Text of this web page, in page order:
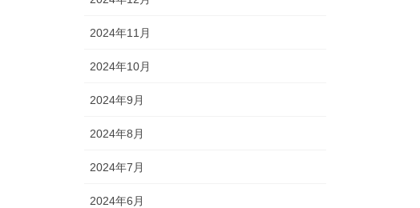
2024年11月
2024年10月
2024年9月
2024年8月
2024年7月
2024年6月